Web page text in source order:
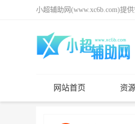
小超辅助网(www.xc6b.com)提
网站首页 资